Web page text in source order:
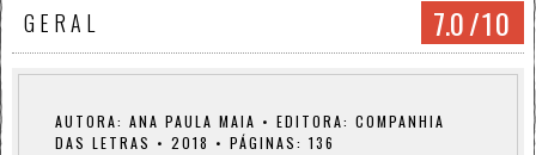
GERAL 7.0/10
AUTORA: ANA PAULA MAIA • EDITORA: COMPANHIA
DAS LETRAS • 2018 • PÁGINAS: 136